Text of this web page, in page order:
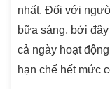
nhất. Đối với
bữa sáng, bởi
cả ngày hoạt
hạn chế hết mức